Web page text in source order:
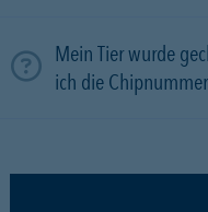
Mein Tier wurde
ich die